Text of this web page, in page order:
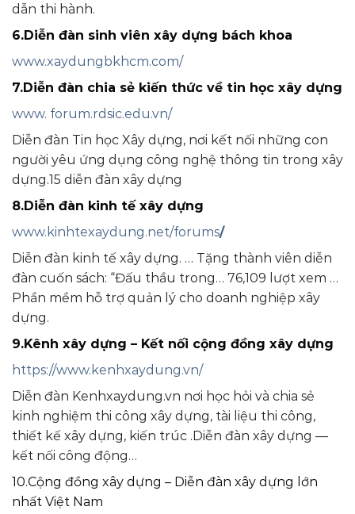
dẫn thi hành.
6.Diễn đàn sinh viên xây dựng bách khoa
www.xaydungbkhcm.com/
7.Diễn đàn chia sẻ kiến thức về tin học xây dựng
www. forum.rdsic.edu.vn/
Diễn đàn Tin học Xây dựng, nơi kết nối những con
người yêu ứng dụng công nghệ thông tin trong xây
dựng.15 diễn đàn xây dựng
8.Diễn đàn kinh tế xây dựng
www.kinhtexaydung.net/forums/
Diễn đàn kinh tế xây dựng. … Tặng thành viên diễn
đàn cuốn sách: “Đấu thầu trong… 76,109 lượt xem …
Phần mềm hỗ trợ quản lý cho doanh nghiệp xây
dựng.
9.Kênh xây dựng – Kết nối cộng đồng xây dựng
https://www.kenhxaydung.vn/
Diễn đàn Kenhxaydung.vn nơi học hỏi và chia sẻ
kinh nghiệm thi công xây dựng, tài liệu thi công,
thiết kế xây dựng, kiến trúc .Diễn đàn xây dựng —
kết nối công động…
10.Cộng đồng xây dựng – Diễn đàn xây dựng lớn
nhất Việt Nam